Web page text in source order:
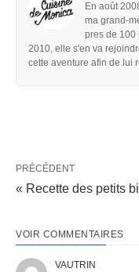
En août
ma grand-
pres de 100
2010, elle s'en va
cette aventure afin de lui
PRÉCÉDENT
« Recette des petits
VOIR COMMENTAIRES
VAUTRIN